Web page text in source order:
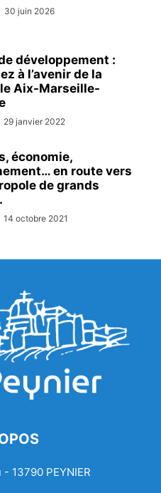
30 juin 2026
développement :
à l’avenir de la
Aix-Marseille-
29 janvier 2022
économie,
en route vers
de grands
14 octobre 2021
13790 PEYNIER